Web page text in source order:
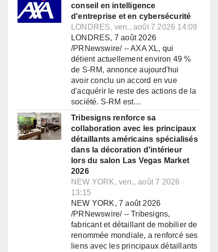
conseil en intelligence
d'entreprise et en cybersécurité
LONDRES, ven., août 7 2026 14:09
LONDRES, 7 août 2026
/PRNewswire/ -- AXA XL, qui
détient actuellement environ 49 %
de S-RM, annonce aujourd'hui
avoir conclu un accord en vue
d'acquérir le reste des actions de la
société. S-RM est…
Tribesigns renforce sa
collaboration avec les principaux
détaillants américains spécialisés
dans la décoration d'intérieur
lors du salon Las Vegas Market
2026
NEW YORK, ven., août 7 2026
13:15
NEW YORK, 7 août 2026
/PRNewswire/ -- Tribesigns,
fabricant et détaillant de mobilier de
renommée mondiale, a renforcé ses
liens avec les principaux détaillants